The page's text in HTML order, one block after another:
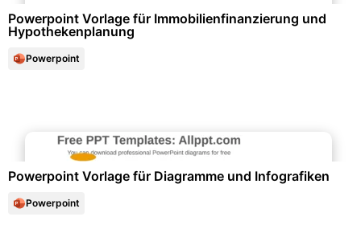
Powerpoint Vorlage für Immobilienfinanzierung und
Hypothekenplanung
Powerpoint
Powerpoint Vorlage für Diagramme und Infografiken
Powerpoint